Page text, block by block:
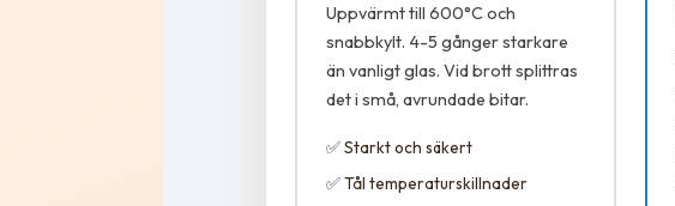
Uppvärmt till 600°C och
snabbkylt. 4-5 gånger starkare
än vanligt glas. Vid brott splittras
det i små, avrundade bitar.
✅ Starkt och säkert
✅ Tål temperaturskillnader